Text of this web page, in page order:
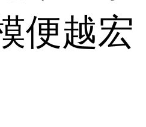
便越宏